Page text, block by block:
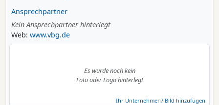
Ansprechpartner
Kein Ansprechpartner hinterlegt
Web: www.vbg.de
Es wurde noch kein
Foto oder Logo hinterlegt
Ihr Unternehmen? Bild hinzufügen